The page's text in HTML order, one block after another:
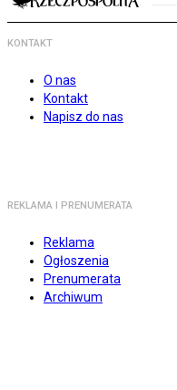
KONTAKT
O nas
Kontakt
Napisz do nas
REKLAMA I PRENUMERATA
Reklama
Ogłoszenia
Prenumerata
Archiwum